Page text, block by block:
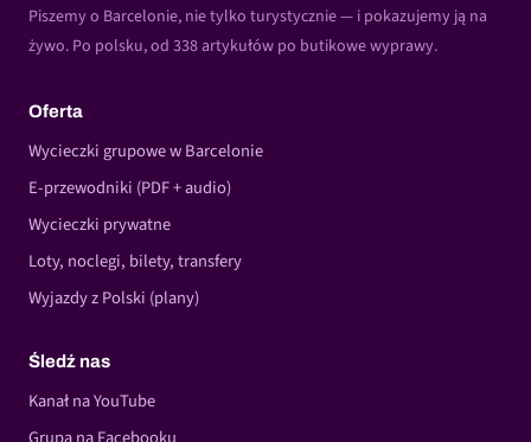
Piszemy o Barcelonie, nie tylko turystycznie — i pokazujemy ją na
żywo. Po polsku, od 338 artykułów po butikowe wyprawy.
Oferta
Wycieczki grupowe w Barcelonie
E-przewodniki (PDF + audio)
Wycieczki prywatne
Loty, noclegi, bilety, transfery
Wyjazdy z Polski (plany)
Śledź nas
Kanał na YouTube